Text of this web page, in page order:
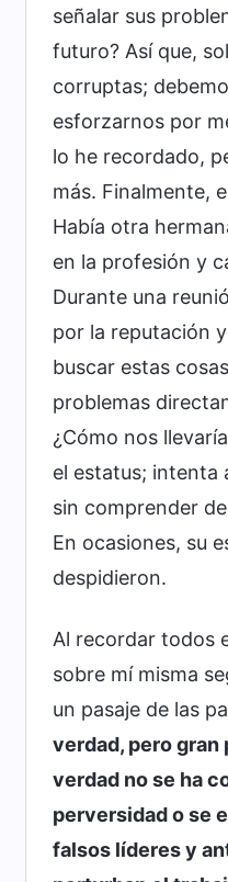
señalar sus
futuro? Así que,
corruptas;
esforzarnos por
lo he recordado,
más. Finalmente,
Había otra
en la profesión y
Durante una
por la reputación
buscar estas
problemas
¿Cómo nos
el estatus; intenta
sin comprender
En ocasiones, su
despidieron.
Al recordar todos
sobre mí misma
un pasaje de las
verdad, pero
verdad no se ha
perversidad o se
falsos líderes y